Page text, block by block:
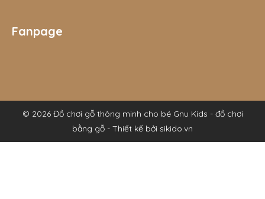
Fanpage
© 2026 Đồ chơi gỗ thông minh cho bé Gnu Kids - đồ chơi
bằng gỗ - Thiết kế bởi sikido.vn